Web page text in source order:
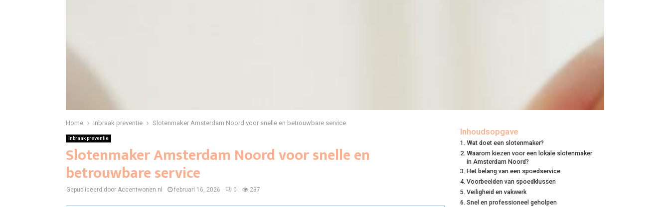
Home Inbraak preventie Slotenmaker Amsterdam Noord voor snelle en betrouwbare service
Inbraak preventie
Slotenmaker Amsterdam Noord voor snelle en
betrouwbare service
Gepubliceerd door Accentwonen.nl februari 16, 2026 0 237
Inhoudsopgave
Wat doet een slotenmaker?
Waarom kiezen voor een lokale slotenmaker
in Amsterdam Noord?
Het belang van een spoedservice
Voorbeelden van spoedklussen
Veiligheid en vakwerk
Snel en professioneel geholpen